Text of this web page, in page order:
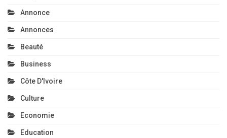
Annonce
Annonces
Beauté
Business
Côte D'Ivoire
Culture
Economie
Education